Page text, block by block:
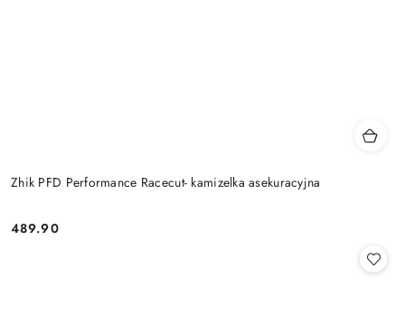
Zhik PFD Performance Racecut- kamizelka asekuracyjna
Cena:
489.90